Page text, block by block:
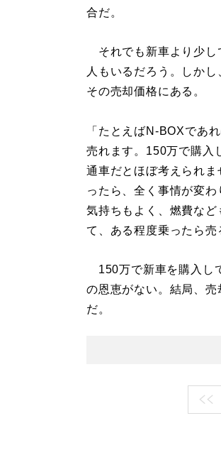
合だ。
それでも新車より少し
人もいるだろう。しか
その売却価格にある。
「たとえばN-BOXであ
売れます。150万で購入
通車だとほぼ考えられ
ったら、全く事情が変
気持ちもよく、燃費な
て、ある程度乗ったら
150万で新車を購入し
の恩恵がない。結局、
だ。